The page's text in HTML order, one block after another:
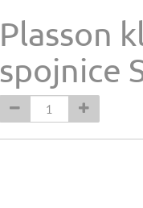
Plasson
spojnice